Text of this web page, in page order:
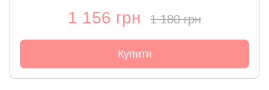
1 156 грн 1 180 грн
Купити